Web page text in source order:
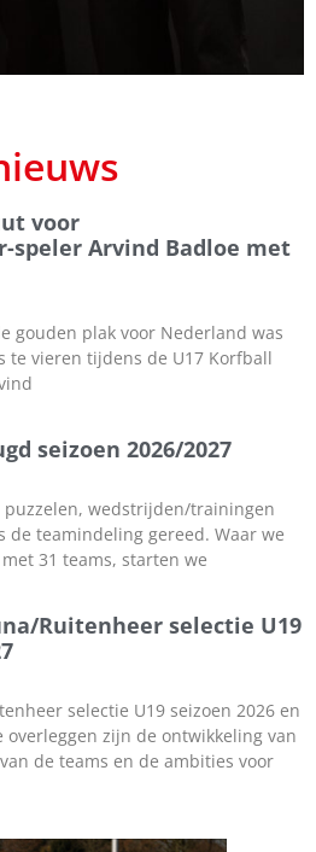
voor
speler Arvind Badloe met
gouden plak voor Nederland was
te vieren tijdens de U17 Korfball
seizoen 2026/2027
puzzelen, wedstrijden/trainingen
de teamindeling gereed. Waar we
31 teams, starten we
Ruitenheer selectie U19
selectie U19 seizoen 2026 en
zijn de ontwikkeling van
de teams en de ambities voor